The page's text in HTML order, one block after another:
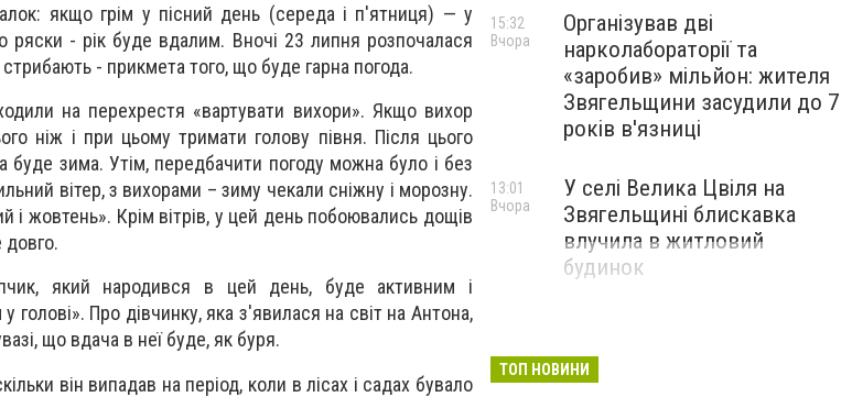
якщо грім у пісний день (середа і п'ятниця) — у
- рік буде вдалим. Вночі 23 липня розпочалася
- прикмета того, що буде гарна погода.
на перехрестя «вартувати вихори». Якщо вихор
ніж і при цьому тримати голову півня. Після цього
зима. Утім, передбачити погоду можна було і без
вітер, з вихорами – зиму чекали сніжну і морозну.
і жовтень». Крім вітрів, у цей день побоювались дощів
який народився в цей день, буде активним і
Про дівчинку, яка з'явилася на світ на Антона,
що вдача в неї буде, як буря.
він випадав на період, коли в лісах і садах бувало
Організував дві
нарколабораторії та
«заробив» мільйон: жителя
Звягельщини засудили до 7
років в'язниці
15:32
Вчора
У селі Велика Цвіля на
Звягельщині блискавка
влучила в житловий
будинок
13:01
Вчора
ТОП НОВИНИ